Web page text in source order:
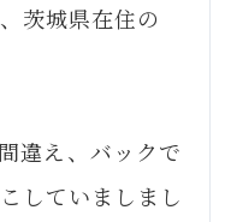
茨城県在住の
違え、バックで
していましまし